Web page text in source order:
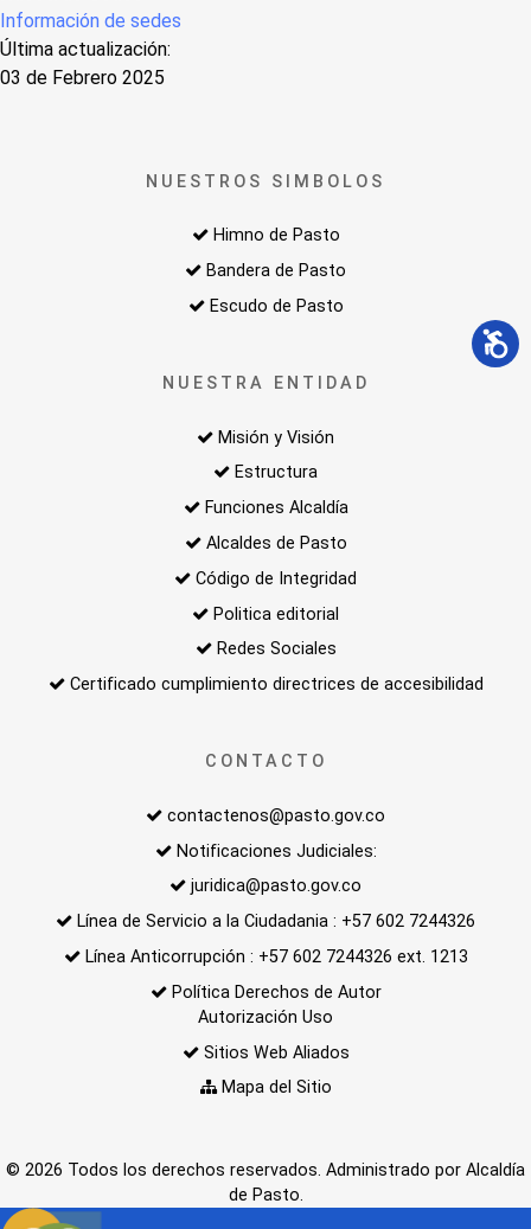
Información de sedes
Última actualización:
03 de Febrero 2025
NUESTROS SIMBOLOS
Himno de Pasto
Bandera de Pasto
Escudo de Pasto
NUESTRA ENTIDAD
Misión y Visión
Estructura
Funciones Alcaldía
Alcaldes de Pasto
Código de Integridad
Politica editorial
Redes Sociales
Certificado cumplimiento directrices de accesibilidad
CONTACTO
contactenos@pasto.gov.co
Notificaciones Judiciales:
juridica@pasto.gov.co
Línea de Servicio a la Ciudadania : +57 602 7244326
Línea Anticorrupción : +57 602 7244326 ext. 1213
Política Derechos de Autor
Autorización Uso
Sitios Web Aliados
Mapa del Sitio
© 2026 Todos los derechos reservados. Administrado por Alcaldía
de Pasto.